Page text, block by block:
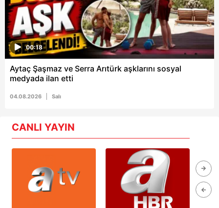
00:18
Aytaç Şaşmaz ve Serra Arıtürk aşklarını sosyal
medyada ilan etti
04.08.2026 Salı
CANLI YAYIN